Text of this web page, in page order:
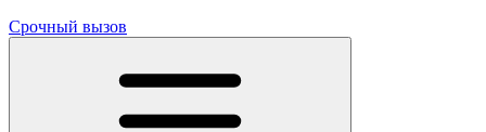
Срочный вызов